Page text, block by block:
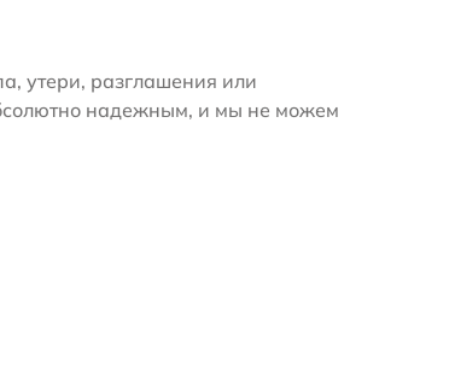
утери, разглашения или
надежным, и мы не можем